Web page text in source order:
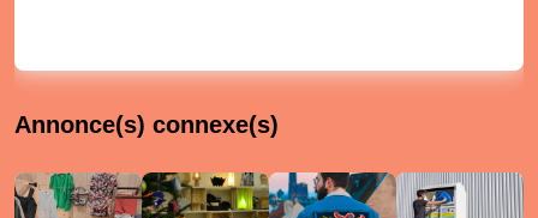
Annonce(s) connexe(s)